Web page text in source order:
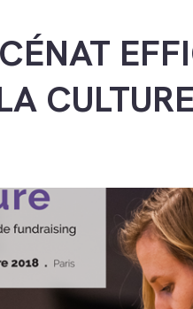
CULTURE